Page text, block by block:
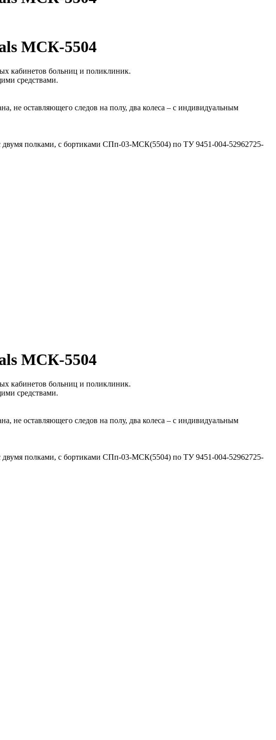
МСК-5504
кабинетов больниц и поликлиник.
средствами.
не оставляющего следов на полу, два колеса – с индивидуальным
полками, с бортиками СПп-03-МСК(5504) по ТУ 9451-004-52962725-
МСК-5504
кабинетов больниц и поликлиник.
средствами.
не оставляющего следов на полу, два колеса – с индивидуальным
полками, с бортиками СПп-03-МСК(5504) по ТУ 9451-004-52962725-